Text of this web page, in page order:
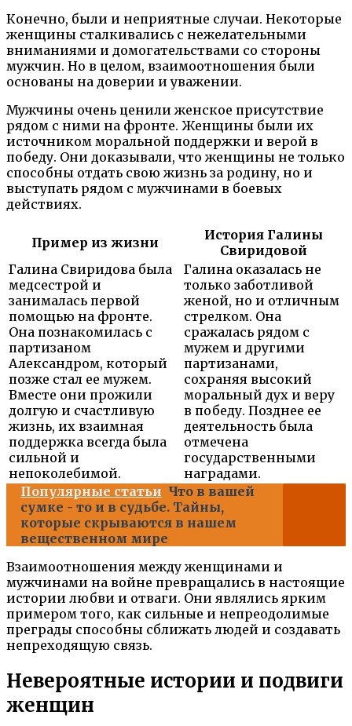
Конечно, были и неприятные случаи. Некоторые
женщины сталкивались с нежелательными
вниманиями и домогательствами со стороны
мужчин. Но в целом, взаимоотношения были
основаны на доверии и уважении.
Мужчины очень ценили женское присутствие
рядом с ними на фронте. Женщины были их
источником моральной поддержки и верой в
победу. Они доказывали, что женщины не только
способны отдать свою жизнь за родину, но и
выступать рядом с мужчинами в боевых
действиях.
Пример из жизни
История Галины
Свиридовой
Галина Свиридова была
медсестрой и
занималась первой
помощью на фронте.
Она познакомилась с
партизаном
Александром, который
позже стал ее мужем.
Вместе они прожили
долгую и счастливую
жизнь, их взаимная
поддержка всегда была
сильной и
непоколебимой.
Галина оказалась не
только заботливой
женой, но и отличным
стрелком. Она
сражалась рядом с
мужем и другими
партизанами,
сохраняя высокий
моральный дух и веру
в победу. Позднее ее
деятельность была
отмечена
государственными
наградами.
Популярные статьи Что в вашей
сумке - то и в судьбе. Тайны,
которые скрываются в нашем
вещественном мире
Взаимоотношения между женщинами и
мужчинами на войне превращались в настоящие
истории любви и отваги. Они являлись ярким
примером того, как сильные и непреодолимые
преграды способны сближать людей и создавать
непреходящую связь.
Невероятные истории и подвиги
женщин